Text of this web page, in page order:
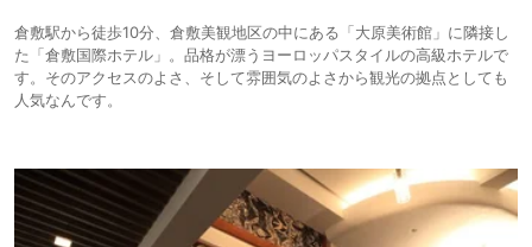
倉敷駅から徒歩10分、倉敷美観地区の中にある「大原美術館」に隣接し
た「倉敷国際ホテル」。品格が漂うヨーロッパスタイルの高級ホテルで
す。そのアクセスのよさ、そして雰囲気のよさから観光の拠点としても
人気なんです。